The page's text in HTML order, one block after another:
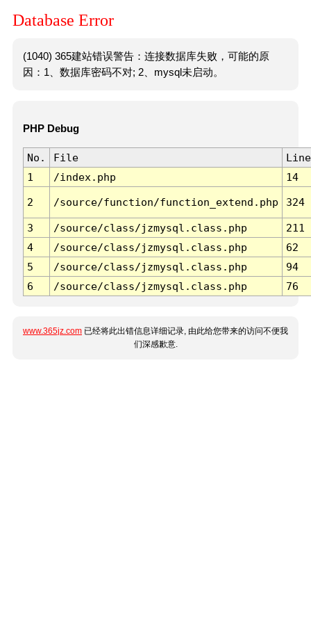
Database Error
(1040) 365建站错误警告：连接数据库失败，可能的原
因：1、数据库密码不对; 2、mysql未启动。
PHP Debug
No. File
Line
1
/index.php 14
2 /source/function/function_extend.php 324
3 /source/class/jzmysql.class.php
211
4
/source/class/jzmysql.class.php
62
5
/source/class/jzmysql.class.php
94
6
/source/class/jzmysql.class.php 76
www.365jz.com 已经将此出错信息详细记录, 由此给您带来的访问不便我
们深感歉意.